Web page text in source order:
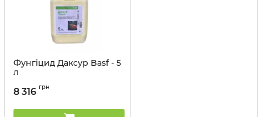
Фунгіцид Даксур Basf - 5
л
8 316 грн